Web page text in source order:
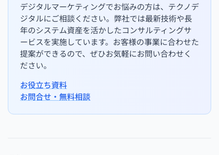
デジタルマーケティングでお悩みの方は、テクノデ
ジタルにご相談ください。弊社では最新技術や長
年のシステム資産を活かしたコンサルティングサ
ービスを実施しています。お客様の事業に合わせた
提案ができるので、ぜひお気軽にお問い合わせく
ださい。
お役立ち資料
お問合せ・無料相談